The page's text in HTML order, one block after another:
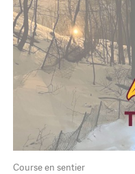
Boutique
Devenir membre
Course en sentier